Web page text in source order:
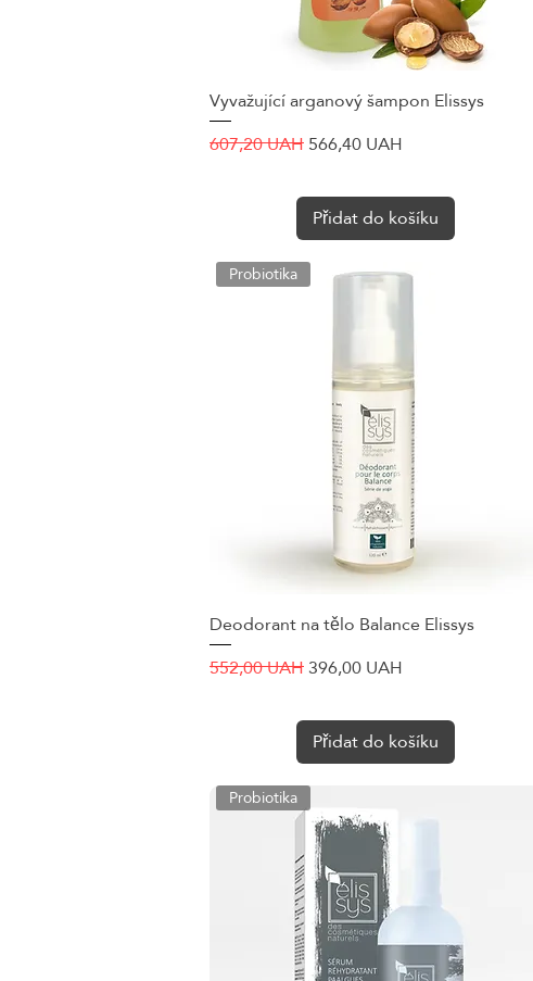
Rychlý náhled
Vyvažující arganový šampon Elissys
Běžná cena
607,20 UAHZvýhodněná cena
566,40 UAH
Přidat do košíku
Rychlý náhled
Probiotika
Deodorant na tělo Balance Elissys
Běžná cena
552,00 UAHZvýhodněná cena
396,00 UAH
Přidat do košíku
Probiotika